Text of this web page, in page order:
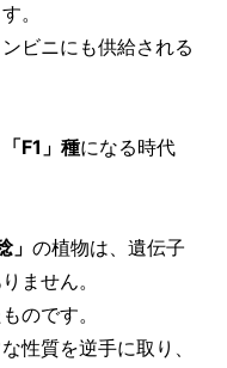
。
ビニにも供給される
「F1」種になる時代
」 の植物は、遺伝子
ません。
のです。
性質を逆手に取り、